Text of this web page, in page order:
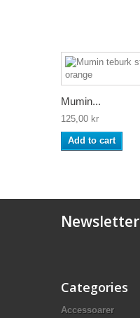
Mumin...
125,00 kr
Add to cart
Newsletter
Categories
Accessoarer